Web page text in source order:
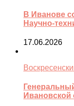
В Иванове
Научно-
17.06.2026
Ивановской